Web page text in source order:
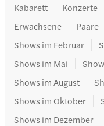
Kabarett
Konzerte
Erwachsene
Paare
Shows im Februar
Shows im Mai
Shows im August
Shows im Oktober
Shows im Dezember